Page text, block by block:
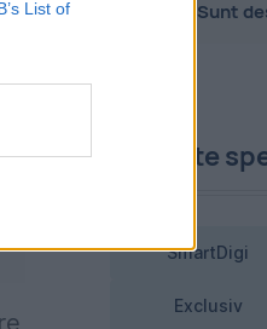
List of
Sunt
Proiecte
SmartDigi
Exclusiv